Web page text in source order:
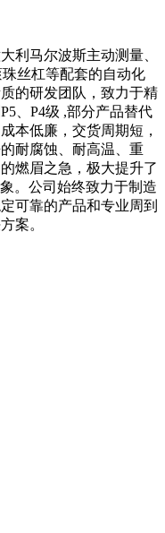
利马尔波斯主动测量、
丝杠等配套的自动化
的研发团队，致力于精
、P4级 ,部分产品替代
本低廉，交货周期短，
耐腐蚀、耐高温、重
燃眉之急，极大提升了
。公司始终致力于制造
可靠的产品和专业周到
方案。